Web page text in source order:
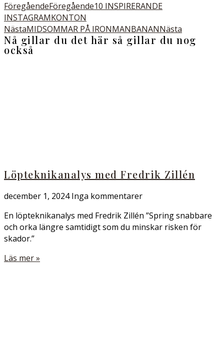
FöregåendeFöregående10 INSPIRERANDE
INSTAGRAMKONTON
NästaMIDSOMMAR PÅ IRONMANBANANNästa
Nå gillar du det här så gillar du nog
också
Löpteknikanalys med Fredrik Zillén
december 1, 2024Inga kommentarer
En löpteknikanalys med Fredrik Zillén ”Spring snabbare
och orka längre samtidigt som du minskar risken för
skador.”
Läs mer »